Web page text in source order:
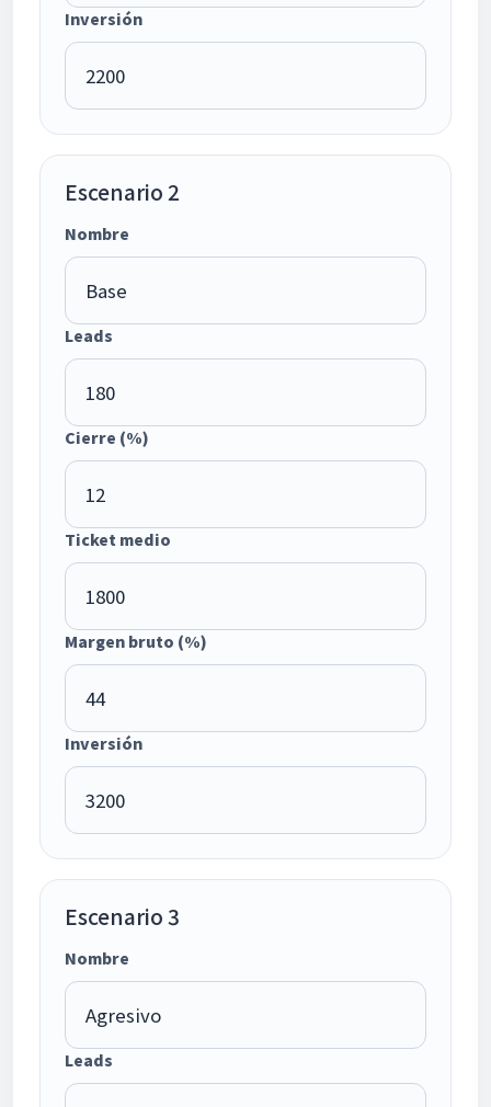
Inversión
Escenario 2
Nombre
Leads
Cierre (%)
Ticket medio
Margen bruto (%)
Inversión
Escenario 3
Nombre
Leads